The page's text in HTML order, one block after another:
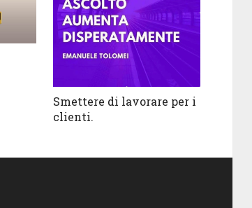
Smettere di lavorare per i
clienti.